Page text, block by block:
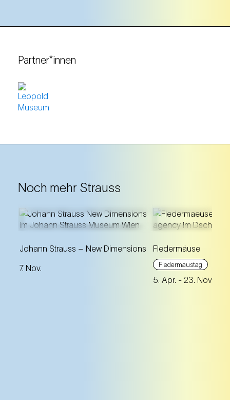
Partner*innen
Noch mehr Strauss
Johann Strauss – New Dimensions
7. Nov.
Tauchen Sie ein in das
Strauss - ein immersives Seh-
Fledermäuse
Fledermaustag
5. Apr. - 23. Nov.
Das Sozialleben
Klänge der
Fledermäuse
Fledermausvon